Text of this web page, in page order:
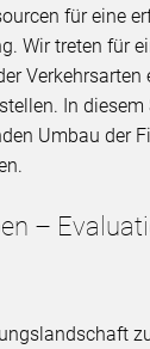
für eine
Wir treten für
In diesem
Umbau der
–